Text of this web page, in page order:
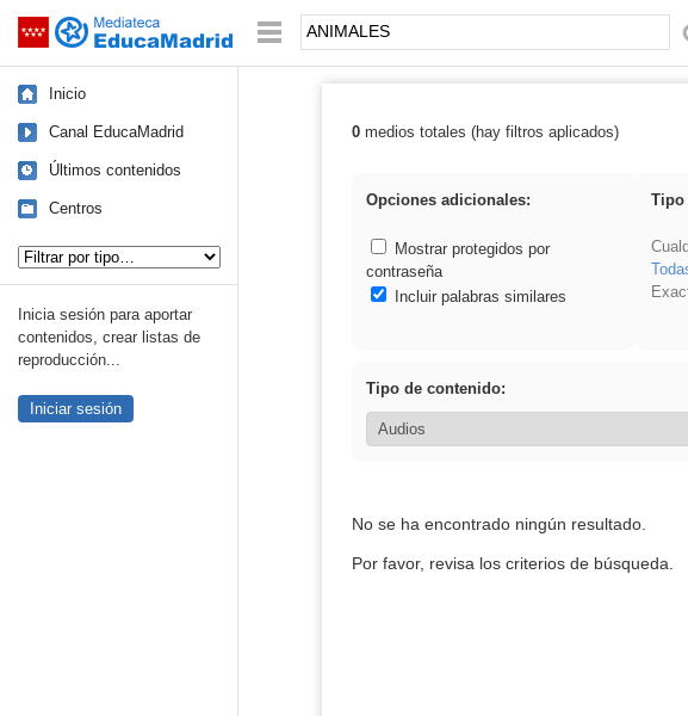
Saltar navegación Palabra o frase:
Inicio
Canal EducaMadrid
Últimos contenidos
Centros
Inicia sesión para aportar
contenidos, crear listas de
reproducción...
Iniciar sesión
Resultados de: ANIMALES
0medios totales (hay filtros aplicados)
Opciones adicionales:
Mostrar protegidos por
contraseña
Incluir palabras similares
Tipo
Tipo de contenido:
No se ha encontrado ningún resultado.
Por favor, revisa los criterios de búsqueda.